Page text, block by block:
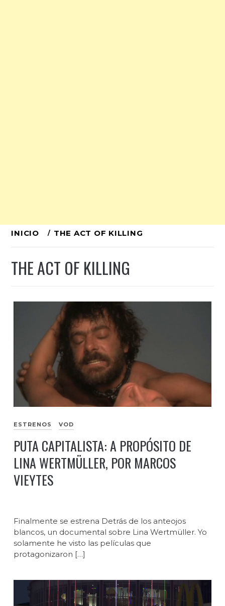
Ir
contenido
INICIO THE ACT OF KILLING
THE ACT OF KILLING
ESTRENOS VOD
PUTA CAPITALISTA: A PROPÓSITO DE
LINA WERTMÜLLER, POR MARCOS
VIEYTES
Finalmente se estrena Detrás de los anteojos
blancos, un documental sobre Lina Wertmüller. Yo
solamente he visto las películas que
protagonizaron […]